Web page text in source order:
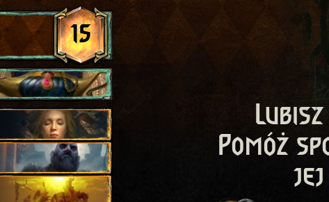
15
Pomóż
jej